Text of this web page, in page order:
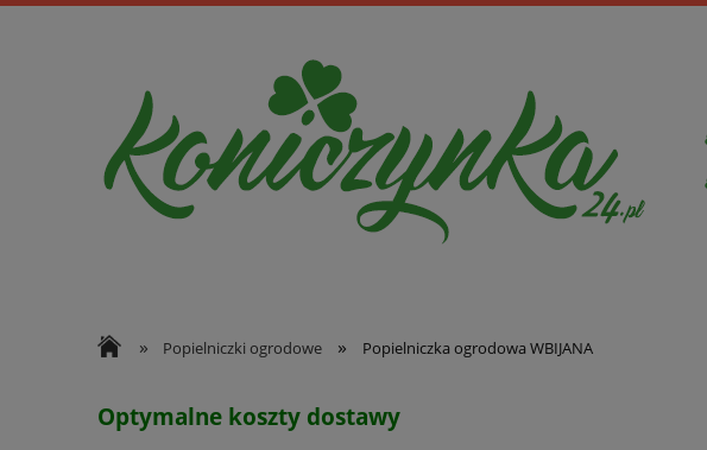
» Popielniczki ogrodowe » Popielniczka ogrodowa WBIJANA
Optymalne koszty dostawy